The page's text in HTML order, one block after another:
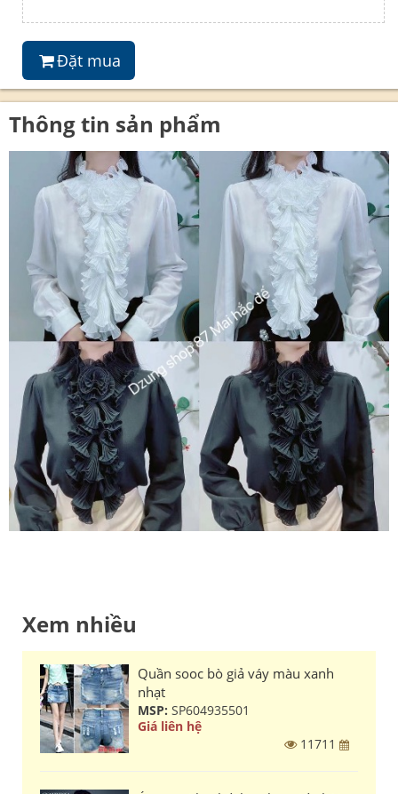
Đặt mua
Thông tin sản phẩm
Xem nhiều
Quần sooc bò giả váy màu xanh
nhạt
MSP: SP604935501
Giá liên hệ
11711